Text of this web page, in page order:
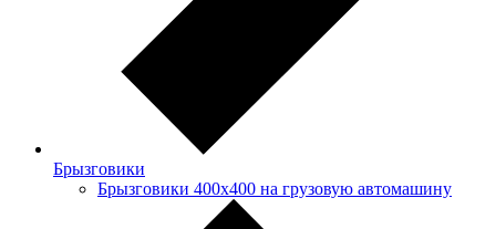
Брызговики
Брызговики 400х400 на грузовую автомашину